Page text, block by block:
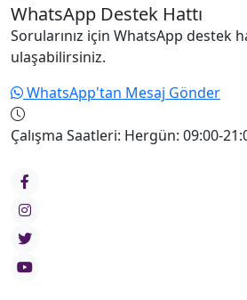
WhatsApp Destek Hattı
Sorularınız için WhatsApp destek
ulaşabilirsiniz.
WhatsApp'tan Mesaj Gönder
Çalışma Saatleri: Hergün: 09:00-